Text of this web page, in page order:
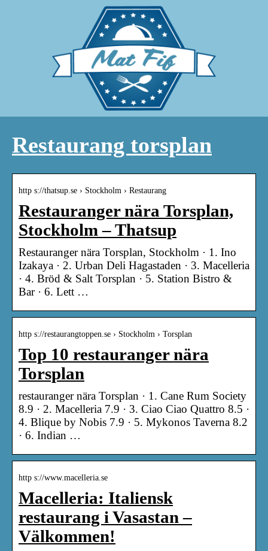
Restaurang torsplan
http s://thatsup.se › Stockholm › Restaurang
Restauranger nära Torsplan,
Stockholm – Thatsup
Restauranger nära Torsplan, Stockholm · 1. Ino
Izakaya · 2. Urban Deli Hagastaden · 3. Macelleria
· 4. Bröd & Salt Torsplan · 5. Station Bistro &
Bar · 6. Lett …
http s://restaurangtoppen.se › Stockholm › Torsplan
Top 10 restauranger nära
Torsplan
restauranger nära Torsplan · 1. Cane Rum Society
8.9 · 2. Macelleria 7.9 · 3. Ciao Ciao Quattro 8.5 ·
4. Blique by Nobis 7.9 · 5. Mykonos Taverna 8.2
· 6. Indian …
http s://www.macelleria.se
Macelleria: Italiensk
restaurang i Vasastan –
Välkommen!